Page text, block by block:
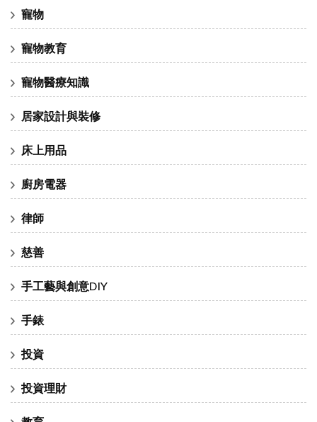
寵物
寵物教育
寵物醫療知識
居家設計與裝修
床上用品
廚房電器
律師
慈善
手工藝與創意DIY
手錶
投資
投資理財